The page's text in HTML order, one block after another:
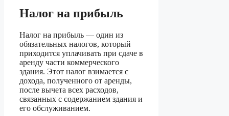
Налог на прибыль
Налог на прибыль — один из
обязательных налогов, который
приходится уплачивать при сдаче в
аренду части коммерческого
здания. Этот налог взимается с
дохода, полученного от аренды,
после вычета всех расходов,
связанных с содержанием здания и
его обслуживанием.